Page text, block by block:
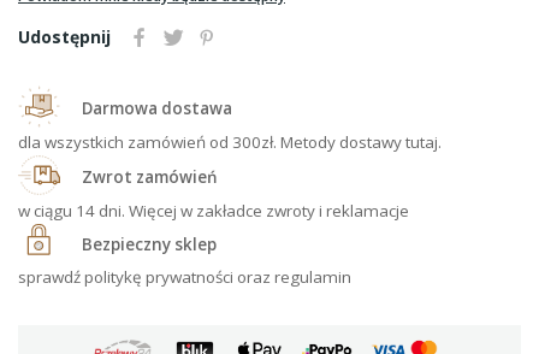
Udostępnij
Darmowa dostawa
dla wszystkich zamówień od 300zł. Metody dostawy tutaj.
Zwrot zamówień
w ciągu 14 dni. Więcej w zakładce zwroty i reklamacje
Bezpieczny sklep
sprawdź politykę prywatności oraz regulamin